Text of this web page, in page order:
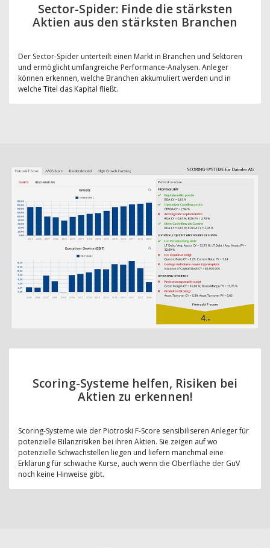
Sector-Spider: Finde die stärksten
Aktien aus den stärksten Branchen
Der Sector-Spider unterteilt einen Markt in Branchen und Sektoren
und ermöglicht umfangreiche Performance-Analysen. Anleger
können erkennen, welche Branchen akkumuliert werden und in
welche Titel das Kapital fließt.
Scoring-Systeme helfen, Risiken bei
Aktien zu erkennen!
Scoring-Systeme wie der Piotroski F-Score sensibiliseren Anleger für
potenzielle Bilanzrisiken bei ihren Aktien. Sie zeigen auf wo
potenzielle Schwachstellen liegen und liefern manchmal eine
Erklärung für schwache Kurse, auch wenn die Oberfläche der GuV
noch keine Hinweise gibt.